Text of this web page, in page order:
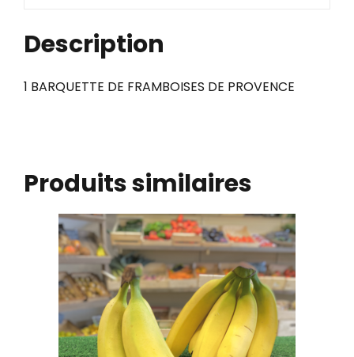
Description
1 BARQUETTE DE FRAMBOISES DE PROVENCE
Produits similaires